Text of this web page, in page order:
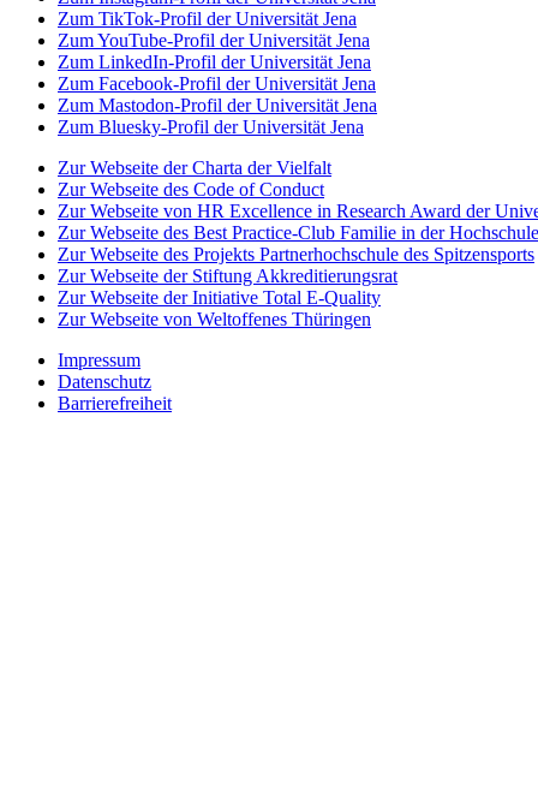
Zum TikTok-Profil der Universität Jena
Zum YouTube-Profil der Universität Jena
Zum LinkedIn-Profil der Universität Jena
Zum Facebook-Profil der Universität Jena
Zum Mastodon-Profil der Universität Jena
Zum Bluesky-Profil der Universität Jena
Zur Webseite der Charta der Vielfalt
Zur Webseite des Code of Conduct
Zur Webseite von HR Excellence in Research Award der
Zur Webseite des Best Practice-Club Familie in der Hochschule
Zur Webseite des Projekts Partnerhochschule des Spitzensports
Zur Webseite der Stiftung Akkreditierungsrat
Zur Webseite der Initiative Total E-Quality
Zur Webseite von Weltoffenes Thüringen
Impressum
Datenschutz
Barrierefreiheit